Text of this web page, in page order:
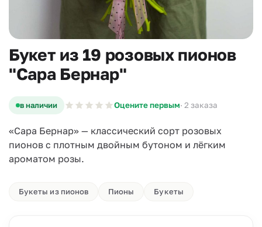
Букет из 19 розовых пионов
"Сара Бернар"
в наличии Оцените первым· 2 заказа
«Сара Бернар» — классический сорт розовых
пионов с плотным двойным бутоном и лёгким
ароматом розы.
Букеты из пионов Пионы Букеты